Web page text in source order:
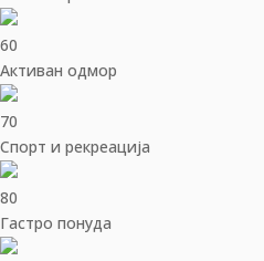
60
Активан одмор
70
Спорт и рекреација
80
Гастро понуда